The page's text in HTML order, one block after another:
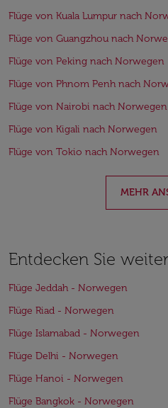
Flüge von Kuala Lumpur nach
Flüge von Guangzhou nach
Flüge von Peking nach Norwegen
Flüge von Phnom Penh nach
Flüge von Nairobi nach Norwegen
Flüge von Kigali nach Norwegen
Flüge von Tokio nach Norwegen
MEHR
Entdecken Sie
Flüge Jeddah - Norwegen
Flüge Riad - Norwegen
Flüge Islamabad - Norwegen
Flüge Delhi - Norwegen
Flüge Hanoi - Norwegen
Flüge Bangkok - Norwegen